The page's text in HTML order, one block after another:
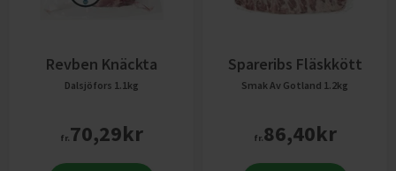
Revben Knäckta
Dalsjöfors 1.1kg
fr.70,29kr
Spareribs Fläskkött
Smak Av Gotland 1.2kg
fr.86,40kr